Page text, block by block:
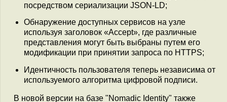
посредством сериализации JSON-LD;
Обнаружение доступных сервисов на узле
используя заголовок «Accept», где различные
представления могут быть выбраны путем его
модификации при принятии запроса по HTTPS;
Идентичность пользователя теперь независима от
используемого алгоритма цифровой подписи.
В новой версии на базе "Nomadic Identity" также